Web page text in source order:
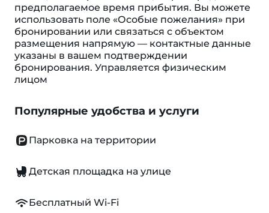
предполагаемое время прибытия. Вы можете
использовать поле «Особые пожелания» при
бронировании или связаться с объектом
размещения напрямую — контактные данные
указаны в вашем подтверждении
бронирования. Управляется физическим
лицом
Популярные удобства и услуги
Парковка на территории
Детская площадка на улице
Бесплатный Wi-Fi